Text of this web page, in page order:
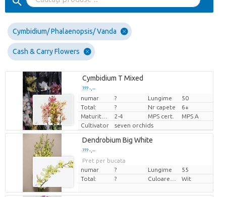
Cymbidium/ Phalaenopsis/ Vanda
Cash & Carry Flowers
Cymbidium T Mixed
??? -,--
Pret per bucata
numar ? Lungime
50
Total:
? Nr capete
6+
Maturitate
2-4 MPS cert.
MPS A
Cultivator
seven orchids
Dendrobium Big White
??? -,--
Pret per bucata
numar
? Lungime
55
Total:
? Wit